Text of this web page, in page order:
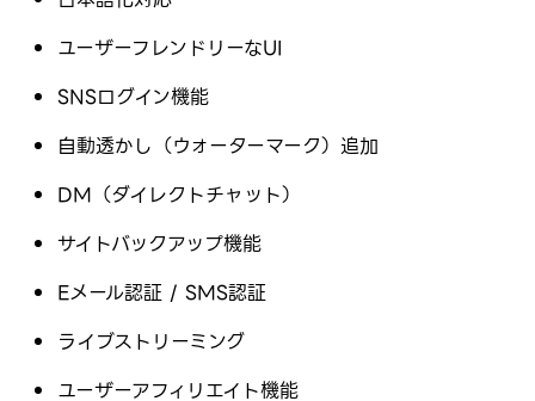
ユーザーフレンドリーなUI
SNSログイン機能
自動透かし（ウォーターマーク）追加
DM（ダイレクトチャット）
サイトバックアップ機能
Eメール認証 / SMS認証
ライブストリーミング
ユーザーアフィリエイト機能